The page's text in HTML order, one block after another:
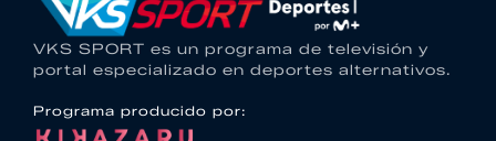
VKS SPORT es un programa de televisión y
portal especializado en deportes alternativos.
Programa producido por: